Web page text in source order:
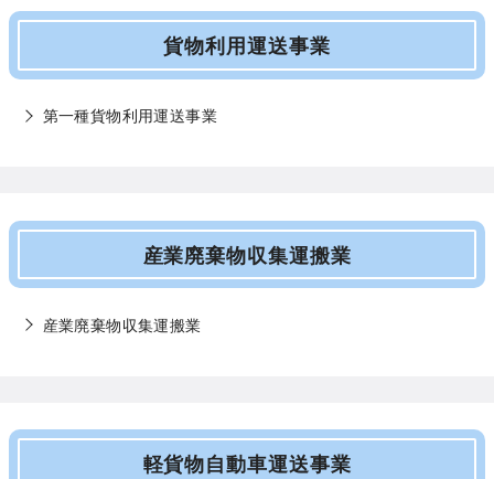
貨物利用運送事業
第一種貨物利用運送事業
産業廃棄物収集運搬業
産業廃棄物収集運搬業
軽貨物自動車運送事業